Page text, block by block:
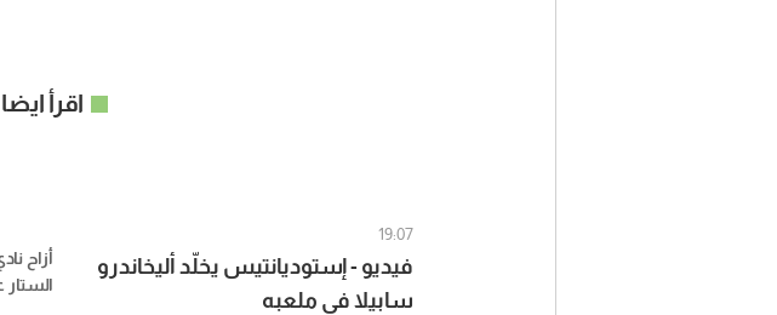
اقرأ
19:07
فيديو - إستوديانتيس يخلّد أليخاندرو
سابيلا في ملعبه
أزاح
الستار